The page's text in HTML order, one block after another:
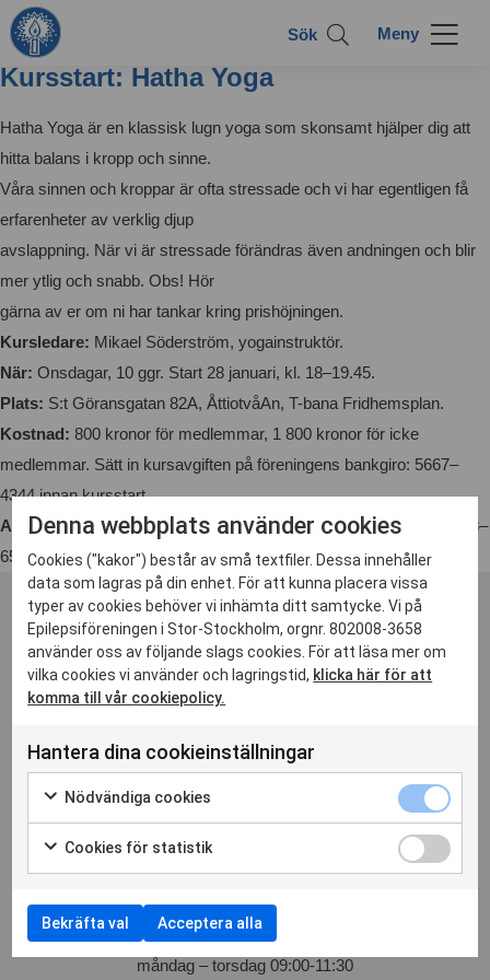
Sök
Kursstart: Hatha Yoga
Hatha Yoga är en klassisk lugn yoga som skonsamt hjälper dig att
hitta balans i kropp och sinne.
Våra sinnen och kroppar är ofta stressade och vi har egentligen få
erfarenheter av verklig djup
avslappning. När vi är stressade förändras även andningen och blir
mer ytlig och snabb. Obs! Hör
gärna av er om ni har tankar kring prishöjningen.
Kursledare: Mikael Söderström, yogainstruktör.
När: Onsdagar, 10 ggr. Start 28 januari, kl. 18–19.45.
Plats: S:t Göransgatan 82A, ÅttiotvåAn, T-bana Fridhemsplan.
Kostnad: 800 kronor för medlemmar, 1 800 kronor för icke
medlemmar. Sätt in kursavgiften på föreningens bankgiro: 5667–
4344 innan kursstart.
Anmälan:Till kansliet senast 22 januari, info@epistockholm.se / 08–
650 81 50. Först till kvarn gäller. Anmälan är bindande.
Adress
S:t Göransgatan 84, 3 tr
Ring
08 – 650 81 50
måndag – torsdag 09:00-11:30
Denna webbplats använder cookies
Cookies ("kakor") består av små textfiler. Dessa innehåller
data som lagras på din enhet. För att kunna placera vissa
typer av cookies behöver vi inhämta ditt samtycke. Vi på
Epilepsiföreningen i Stor-Stockholm, orgnr. 802008-3658
använder oss av följande slags cookies. För att läsa mer om
vilka cookies vi använder och lagringstid, klicka här för att
komma till vår cookiepolicy.
Hantera dina cookieinställningar
Nödvändiga cookies
Cookies för statistik
Bekräfta val Acceptera alla